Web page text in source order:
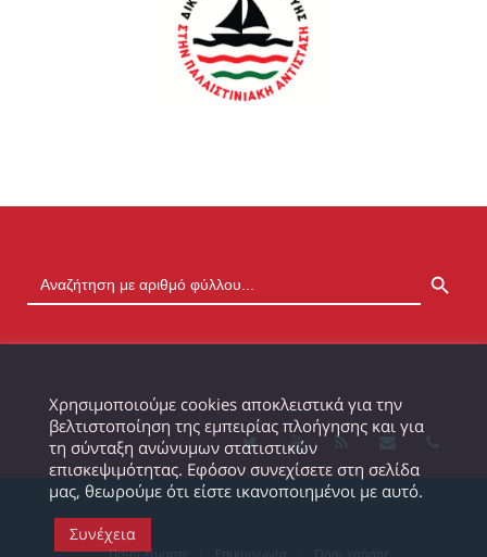
Ποιοι είμαστε
Χρησιμοποιούμε cookies αποκλειστικά για την
βελτιστοποίηση της εμπειρίας πλοήγησης και για
τη σύνταξη ανώνυμων στατιστικών
επισκεψιμότητας. Εφόσον συνεχίσετε στη σελίδα
μας, θεωρούμε ότι είστε ικανοποιημένοι με αυτό.
Συνέχεια